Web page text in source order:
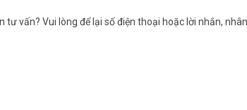
tư vấn? Vui lòng để lại số điện thoại hoặc lời nhắn,